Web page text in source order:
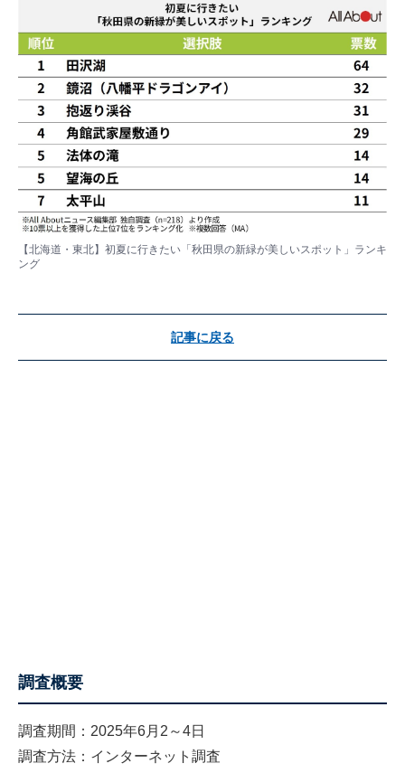
【北海道・東北】初夏に行きたい「秋田県の新緑が美しいスポット」ランキ
ング
記事に戻る
調査概要
調査期間：2025年6月2～4日
調査方法：インターネット調査